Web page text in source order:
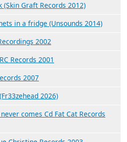
(Skin Graft Records 2012)
in a fridge (Unsounds 2014)
2002
Records 2001
2007
2026)
comes Cd Fat Cat Records